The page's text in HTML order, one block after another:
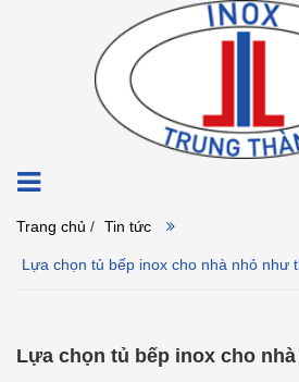
Trang chủ / Tin tức
Lựa chọn tủ bếp inox cho nhà nhỏ như
Lựa chọn tủ bếp inox cho